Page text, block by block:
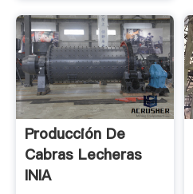
Producción De
Cabras Lecheras
INIA